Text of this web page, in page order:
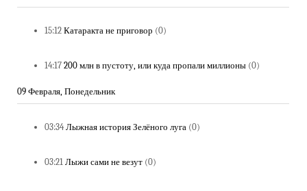
15:12 Катаракта не приговор (0)
14:17 200 млн в пустоту, или куда пропали миллионы (0)
09 Февраля, Понедельник
03:34 Лыжная история Зелёного луга (0)
03:21 Лыжи сами не везут (0)